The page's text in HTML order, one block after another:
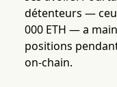
détenteurs —
000 ETH — a
positions
on-chain.